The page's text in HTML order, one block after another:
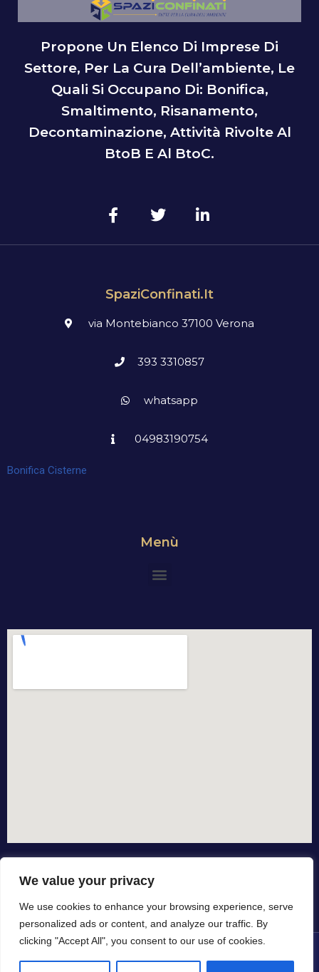
We value your privacy
We use cookies to enhance your browsing experience, serve
personalized ads or content, and analyze our traffic. By
clicking "Accept All", you consent to our use of cookies.
Propone Un Elenco Di Imprese Di
Settore, Per La Cura Dell’ambiente, Le
Quali Si Occupano Di: Bonifica,
Smaltimento, Risanamento,
Decontaminazione, Attività Rivolte Al
BtoB E Al BtoC.
SpaziConfinati.it
via Montebianco 37100 Verona
393 3310857
whatsapp
04983190754
Bonifica Cisterne
Menù
© All rights reserved dal 2015